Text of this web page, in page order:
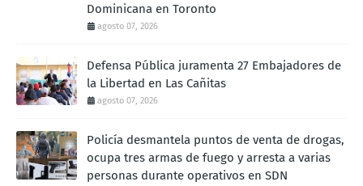
Dominicana en Toronto
agosto 07, 2026
Defensa Pública juramenta 27 Embajadores de
la Libertad en Las Cañitas
agosto 07, 2026
Policía desmantela puntos de venta de drogas,
ocupa tres armas de fuego y arresta a varias
personas durante operativos en SDN